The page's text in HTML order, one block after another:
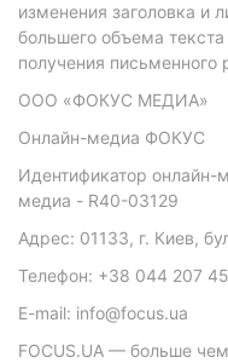
изменения заголовка и
большего объема
получения
ООО «ФОКУС МЕДИА»
Онлайн-медиа ФОКУС
Идентификатор онлайн-
медиа - R40-03129
Адрес: 01133, г. Киев,
Телефон: +38 044 207
E-mail: info@focus.ua
FOCUS.UA — больше